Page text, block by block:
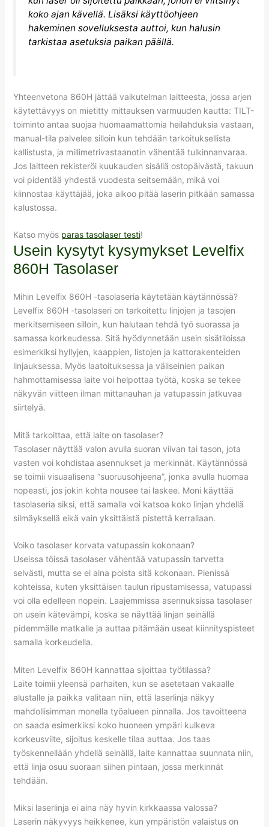
koko ajan kävellä. Lisäksi käyttöohjeen
hakeminen sovelluksesta auttoi, kun halusin
tarkistaa asetuksia paikan päällä.
Yhteenvetona 860H jättää vaikutelman laitteesta, jossa arjen
käytettävyys on mietitty mittauksen varmuuden kautta: TILT-
toiminto antaa suojaa huomaamattomia heilahduksia vastaan,
manual-tila palvelee silloin kun tehdään tarkoituksellista
kallistusta, ja millimetrivastaanotin vähentää tulkinnanvaraa.
Jos laitteen rekisteröi kuukauden sisällä ostopäivästä, takuun
voi pidentää yhdestä vuodesta seitsemään, mikä voi
kiinnostaa käyttäjää, joka aikoo pitää laserin pitkään samassa
kalustossa.
Katso myös paras tasolaser testi!
Usein kysytyt kysymykset Levelfix
860H Tasolaser
Mihin Levelfix 860H -tasolaseria käytetään käytännössä?
Levelfix 860H -tasolaseri on tarkoitettu linjojen ja tasojen
merkitsemiseen silloin, kun halutaan tehdä työ suorassa ja
samassa korkeudessa. Sitä hyödynnetään usein sisätiloissa
esimerkiksi hyllyjen, kaappien, listojen ja kattorakenteiden
linjauksessa. Myös laatoituksessa ja väliseinien paikan
hahmottamisessa laite voi helpottaa työtä, koska se tekee
näkyvän viitteen ilman mittanauhan ja vatupassin jatkuvaa
siirtelyä.
Mitä tarkoittaa, että laite on tasolaser?
Tasolaser näyttää valon avulla suoran viivan tai tason, jota
vasten voi kohdistaa asennukset ja merkinnät. Käytännössä
se toimii visuaalisena “suoruusohjeena”, jonka avulla huomaa
nopeasti, jos jokin kohta nousee tai laskee. Moni käyttää
tasolaseria siksi, että samalla voi katsoa koko linjan yhdellä
silmäyksellä eikä vain yksittäistä pistettä kerrallaan.
Voiko tasolaser korvata vatupassin kokonaan?
Useissa töissä tasolaser vähentää vatupassin tarvetta
selvästi, mutta se ei aina poista sitä kokonaan. Pienissä
kohteissa, kuten yksittäisen taulun ripustamisessa, vatupassi
voi olla edelleen nopein. Laajemmissa asennuksissa tasolaser
on usein kätevämpi, koska se näyttää linjan seinällä
pidemmälle matkalle ja auttaa pitämään useat kiinnityspisteet
samalla korkeudella.
Miten Levelfix 860H kannattaa sijoittaa työtilassa?
Laite toimii yleensä parhaiten, kun se asetetaan vakaalle
alustalle ja paikka valitaan niin, että laserlinja näkyy
mahdollisimman monella työalueen pinnalla. Jos tavoitteena
on saada esimerkiksi koko huoneen ympäri kulkeva
korkeusviite, sijoitus keskelle tilaa auttaa. Jos taas
työskennellään yhdellä seinällä, laite kannattaa suunnata niin,
että linja osuu suoraan siihen pintaan, jossa merkinnät
tehdään.
Miksi laserlinja ei aina näy hyvin kirkkaassa valossa?
Laserin näkyvyys heikkenee, kun ympäristön valaistus on